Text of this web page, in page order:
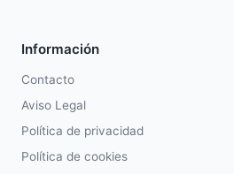
Información
Contacto
Aviso Legal
Política de privacidad
Política de cookies